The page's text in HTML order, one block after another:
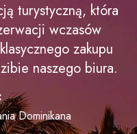
turystyczną, która
wczasów
zakupu
naszego biura.
Dominikana